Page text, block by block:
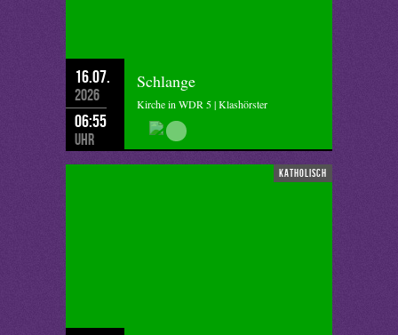
16.07.
2026
06:55
Uhr
Schlange
Kirche in WDR 5 | Klashörster
katholisch